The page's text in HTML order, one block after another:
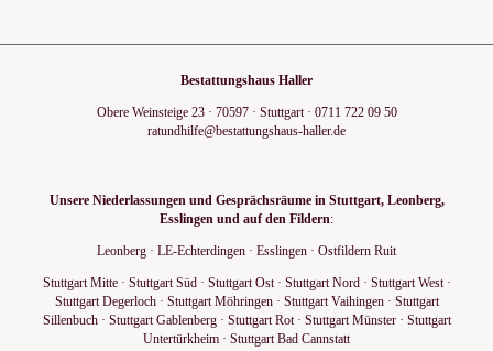
Bestattungshaus Haller
Obere Weinsteige 23· 70597· Stuttgart· 0711 722 09 50
ratundhilfe@bestattungshaus-haller.de
Unsere Niederlassungen und Gesprächsräume in Stuttgart, Leonberg,
Esslingen und auf den Fildern:
Leonberg · LE-Echterdingen · Esslingen · Ostfildern Ruit
Stuttgart Mitte· Stuttgart Süd· Stuttgart Ost· Stuttgart Nord· Stuttgart West·
Stuttgart Degerloch· Stuttgart Möhringen· Stuttgart Vaihingen· Stuttgart
Sillenbuch· Stuttgart Gablenberg· Stuttgart Rot· Stuttgart Münster· Stuttgart
Untertürkheim · Stuttgart Bad Cannstatt